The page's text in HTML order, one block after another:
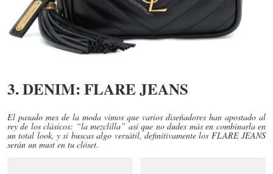
3. DENIM: FLARE JEANS
El pasado mes de la moda vimos que varios diseñadores han apostado al
rey de los clásicos: “la mezclilla” así que no dudes más en combinarla en
un total look, y si buscas algo versátil, definitivamente los FLARE JEANS
serán un must en tu clóset.